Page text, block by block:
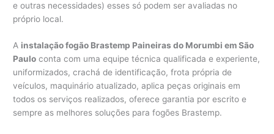
e outras necessidades) esses só podem ser avaliadas no
próprio local.
A instalação fogão Brastemp Paineiras do Morumbi em São
Paulo conta com uma equipe técnica qualificada e experiente,
uniformizados, crachá de identificação, frota própria de
veículos, maquinário atualizado, aplica peças originais em
todos os serviços realizados, oferece garantia por escrito e
sempre as melhores soluções para fogões Brastemp.